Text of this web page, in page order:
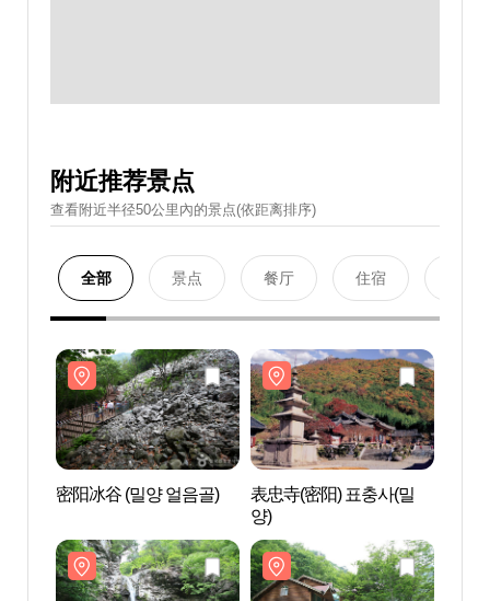
附近推荐景点
查看附近半径50公里內的景点(依距离排序)
全部 景点 餐厅 住宿
密阳冰谷 (밀양 얼음골)
表忠寺(密阳) 표충사(밀
양)